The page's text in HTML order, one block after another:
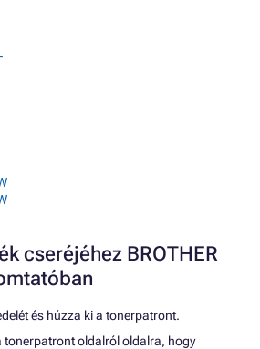
cseréjéhez BROTHER
és húzza ki a tonerpatront.
tonerpatront oldalról oldalra, hogy